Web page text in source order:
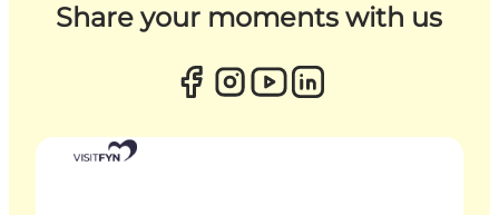
Share your moments with us